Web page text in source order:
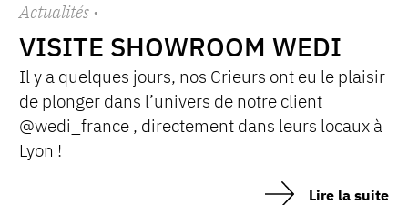
Actualités ·
VISITE SHOWROOM WEDI
Il y a quelques jours, nos Crieurs ont eu le plaisir
de plonger dans l’univers de notre client
@wedi_france , directement dans leurs locaux à
Lyon !
Lire la suite